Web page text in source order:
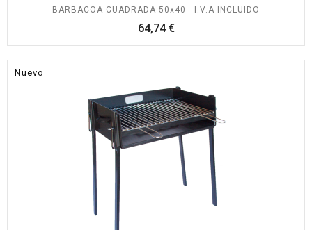
BARBACOA CUADRADA 50x40 - I.V.A INCLUIDO
64,74 €Precio
Nuevo